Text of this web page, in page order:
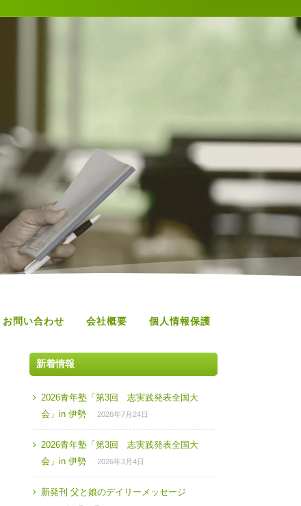
お問い合わせ 会社概要 個人情報保護
新着情報
2026青年塾「第3回 志実践発表全国大
会」in 伊勢
2026年7月24日
2026青年塾「第3回 志実践発表全国大
会」in 伊勢
2026年3月4日
新発刊 父と娘のデイリーメッセージ